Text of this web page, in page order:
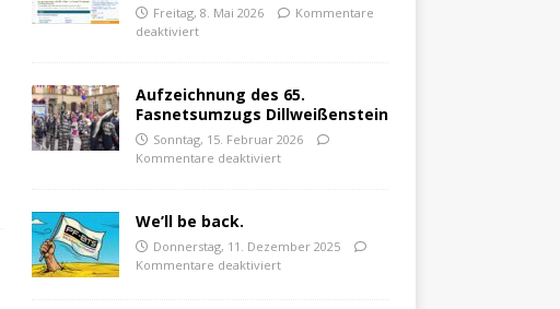
Freitag, 8. Mai 2026
Kommentare
deaktiviert
Aufzeichnung des 65.
Fasnetsumzugs Dillweißenstein
Sonntag, 15. Februar 2026
Kommentare deaktiviert
We’ll be back.
Donnerstag, 11. Dezember 2025
Kommentare deaktiviert